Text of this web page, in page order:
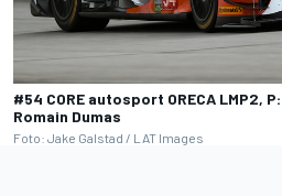
#54 CORE autosport ORECA LMP2,
Romain Dumas
Foto: Jake Galstad / LAT Images